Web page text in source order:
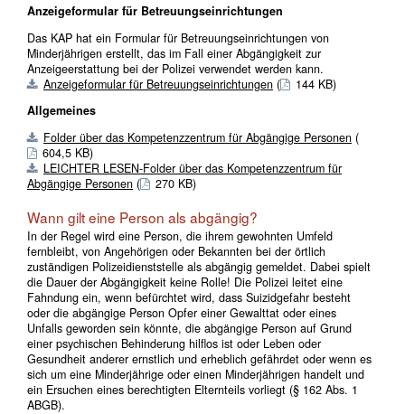
Anzeigeformular für Betreuungseinrichtungen
Das KAP hat ein Formular für Betreuungseinrichtungen von
Minderjährigen erstellt, das im Fall einer Abgängigkeit zur
Anzeigeerstattung bei der Polizei verwendet werden kann.
Anzeigeformular für Betreuungseinrichtungen (
144 KB)
Allgemeines
Folder über das Kompetenzzentrum für Abgängige Personen (
604,5 KB)
LEICHTER LESEN-Folder über das Kompetenzzentrum für
Abgängige Personen ( 270 KB)
Wann gilt eine Person als abgängig?
In der Regel wird eine Person, die ihrem gewohnten Umfeld
fernbleibt, von Angehörigen oder Bekannten bei der örtlich
zuständigen Polizeidienststelle als abgängig gemeldet. Dabei spielt
die Dauer der Abgängigkeit keine Rolle! Die Polizei leitet eine
Fahndung ein, wenn befürchtet wird, dass Suizidgefahr besteht
oder die abgängige Person Opfer einer Gewalttat oder eines
Unfalls geworden sein könnte, die abgängige Person auf Grund
einer psychischen Behinderung hilflos ist oder Leben oder
Gesundheit anderer ernstlich und erheblich gefährdet oder wenn es
sich um eine Minderjährige oder einen Minderjährigen handelt und
ein Ersuchen eines berechtigten Elternteils vorliegt (§ 162 Abs. 1
ABGB).